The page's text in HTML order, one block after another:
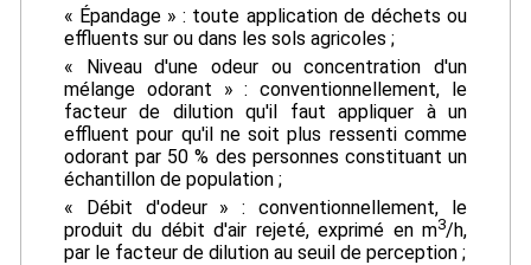
« Épandage » : toute application de déchets ou
effluents sur ou dans les sols agricoles ;
« Niveau d'une odeur ou concentration d'un
mélange odorant » : conventionnellement, le
facteur de dilution qu'il faut appliquer à un
effluent pour qu'il ne soit plus ressenti comme
odorant par 50 % des personnes constituant un
échantillon de population ;
« Débit d'odeur » : conventionnellement, le
produit du débit d'air rejeté, exprimé en m3/h,
par le facteur de dilution au seuil de perception ;